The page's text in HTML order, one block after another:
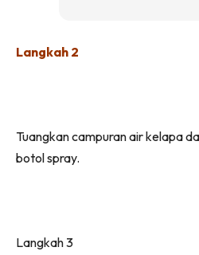
Langkah 2
Tuangkan campuran air kelapa
botol spray.
Langkah 3